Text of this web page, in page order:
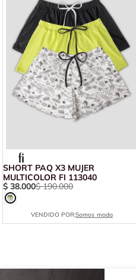
SHORT PAQ X3 MUJER
MULTICOLOR FI 113040
$ 38.000$ 190.000
VENDIDO POR:Somos moda